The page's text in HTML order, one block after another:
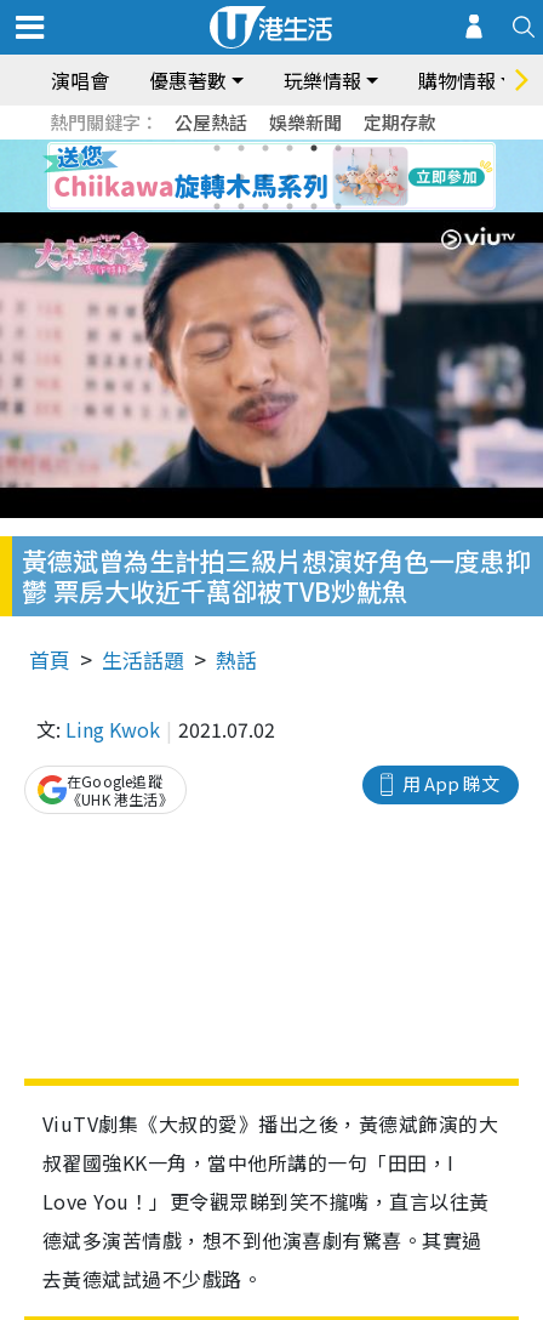
演唱會 優惠著數 玩樂情報 購物情報
熱門關鍵字： 公屋熱話 娛樂新聞 定期存款
黃德斌曾為生計拍三級片想演好角色一度患抑
鬱 票房大收近千萬卻被TVB炒魷魚
首頁 生活話題 熱話
文: Ling Kwok 2021.07.02
用 App 睇文
在Google追蹤
《UHK 港生活》
ViuTV劇集《大叔的愛》播出之後，黃德斌飾演的大
叔翟國強KK一角，當中他所講的一句「田田，I
Love You！」更令觀眾睇到笑不攏嘴，直言以往黃
德斌多演苦情戲，想不到他演喜劇有驚喜。其實過
去黃德斌試過不少戲路。